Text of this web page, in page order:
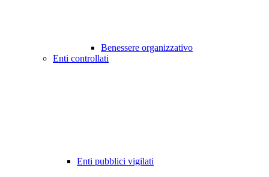
Benessere organizzativo
Enti controllati
Enti pubblici vigilati